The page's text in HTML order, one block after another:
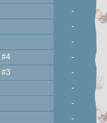
-
-
-
#4
-
#3
-
-
-
-